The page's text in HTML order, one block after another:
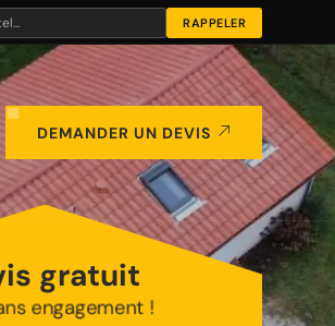
DEMANDER UN DEVIS
gratuit
engagement !